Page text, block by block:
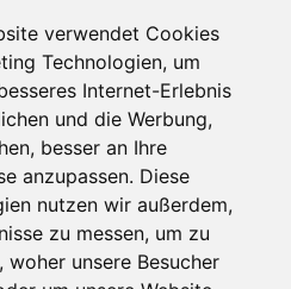
verwendet Cookies
Technologien, um
Internet-Erlebnis
und die Werbung,
besser an Ihre
anzupassen. Diese
nutzen wir außerdem,
zu messen, um zu
woher unsere Besucher
Gewerbetreibende
Investoren